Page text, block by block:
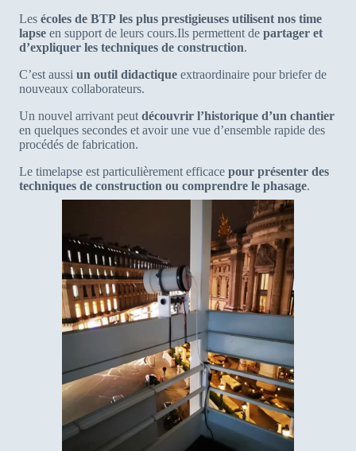
Les écoles de BTP les plus prestigieuses utilisent nos time
lapse en support de leurs cours.Ils permettent de partager et
d’expliquer les techniques de construction.
C’est aussi un outil didactique extraordinaire pour briefer de
nouveaux collaborateurs.
Un nouvel arrivant peutdécouvrir l’historique d’un chantier
en quelques secondes et avoir une vue d’ensemble rapide des
procédés de fabrication.
Le timelapse est particulièrement efficace pour présenter des
techniques de construction ou comprendre le phasage.